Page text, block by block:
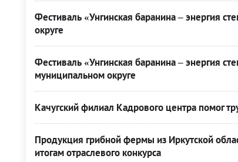
Фестиваль «Унгинская баранина – энергия
округе
Фестиваль «Унгинская баранина – энергия
муниципальном округе
Качугский филиал Кадрового центра помог
Продукция грибной фермы из Иркутской
итогам отраслевого конкурса